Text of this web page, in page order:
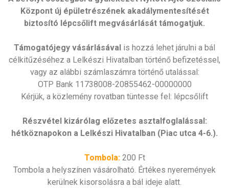
Központ új épületrészének akadálymentesítését
biztosító lépcsőlift megvásárlását támogatjuk.
Támogatójegy vásárlásával is hozzá lehet járulni a bál
célkitűzéséhez a Lelkészi Hivatalban történő befizetéssel,
vagy az alábbi számlaszámra történő utalással:
OTP Bank 11738008-20855462-00000000
Kérjük, a közlemény rovatban tüntesse fel: lépcsőlift
Részvétel kizárólag előzetes asztalfoglalással:
hétköznapokon a Lelkészi Hivatalban (Piac utca 4-6.).
Tombola:200 Ft
Tombola a helyszínen vásárolható. Értékes nyeremények
kerülnek kisorsolásra a bál ideje alatt.